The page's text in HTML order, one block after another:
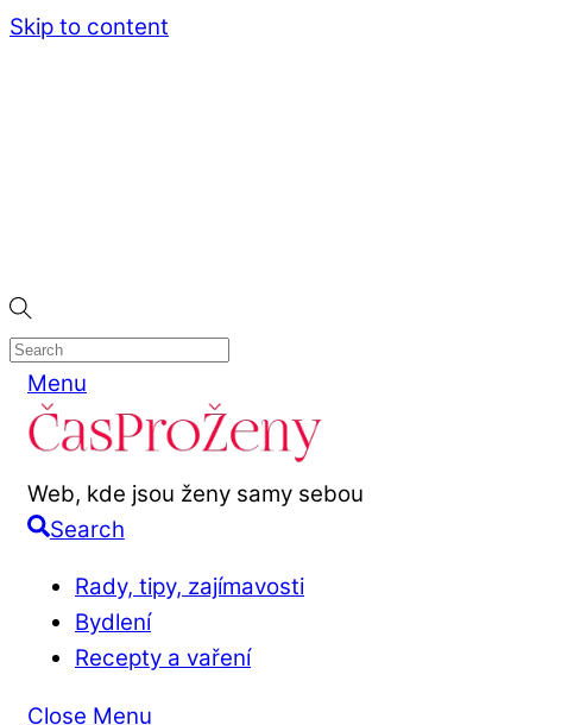
Skip to content
Menu
Web, kde jsou ženy samy sebou
Search
Rady, tipy, zajímavosti
Bydlení
Recepty a vaření
Close Menu